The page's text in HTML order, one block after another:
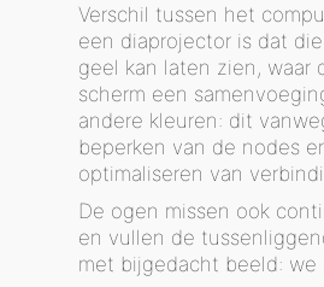
Verschil tussen het
een diaprojector is dat
geel kan laten zien, waar
scherm een
andere kleuren: dit
beperken van de nodes
optimaliseren van
De ogen missen ook
en vullen de
met bijgedacht beeld: we